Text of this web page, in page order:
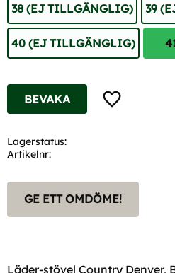
38 (EJ TILLGÄNGLIG) 39
40 (EJ TILLGÄNGLIG)
Lägg till i
BEVAKA
Lagerstatus
Artikelnr
GE ETT OMDÖME!
Läder-stövel Country Denver,